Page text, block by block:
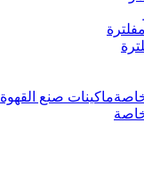
ماكينات صنع